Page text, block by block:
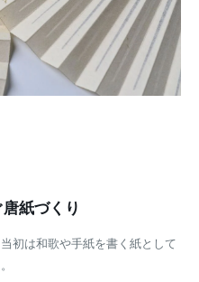
紙づくり
初は和歌や手紙を書く紙として